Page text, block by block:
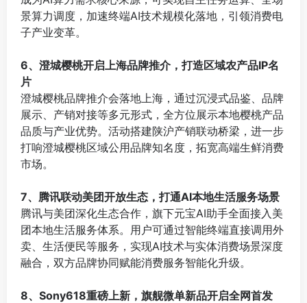
景算力调度，加速终端AI技术规模化落地，引领消费电
子产业变革。
6、澄城樱桃开启上海品牌推介，打造区域农产品IP名
片
澄城樱桃品牌推介会落地上海，通过沉浸式品鉴、品牌
展示、产销对接等多元形式，全方位展示本地樱桃产品
品质与产业优势。活动搭建陕沪产销联动桥梁，进一步
打响澄城樱桃区域公用品牌知名度，拓宽高端生鲜消费
市场。
7、腾讯联动美团开放生态，打通AI本地生活服务场景
腾讯与美团深化生态合作，旗下元宝AI助手全面接入美
团本地生活服务体系。用户可通过智能终端直接调用外
卖、生活便民等服务，实现AI技术与实体消费场景深度
融合，双方品牌协同赋能消费服务智能化升级。
8、Sony618重磅上新，旗舰微单新品开启全网首发